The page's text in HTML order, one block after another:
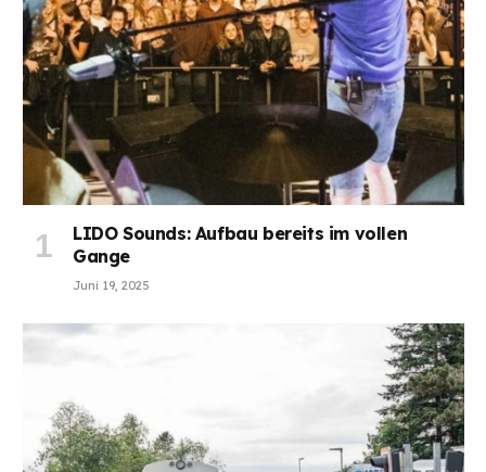
LIDO Sounds: Aufbau bereits im vollen
Gange
Juni 19, 2025